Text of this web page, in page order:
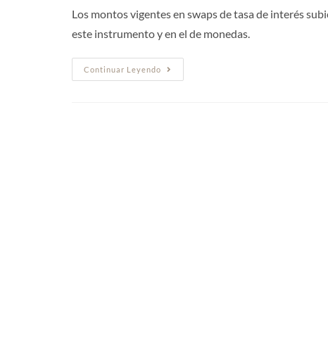
Los montos vigentes en swaps de tasa de interés
este instrumento y en el de monedas.
Continuar Leyendo